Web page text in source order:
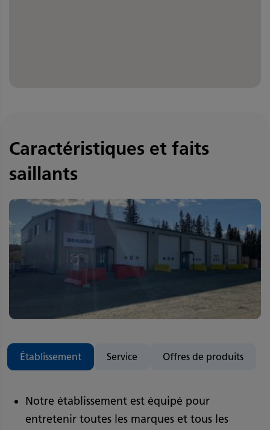
Caractéristiques et faits
saillants
Établissement Service Offres de produits
Notre établissement est équipé pour
entretenir toutes les marques et tous les